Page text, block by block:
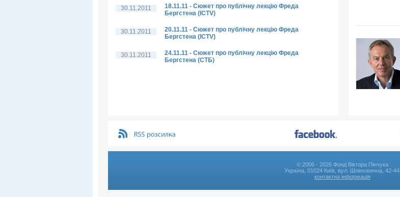
30.11.2011
18.11.11 - Сюжет про публічну лекцію Фреда
Бергстена (ICTV)
30.11.2011
20.11.11 - Сюжет про публічну лекцію Фреда
Бергстена (ICTV)
30.11.2011
24.11.11 - Сюжет про публічну лекцію Фреда
Бергстена (СТБ)
© 2006 - 2026 Фонд Віктора Пінчука
Україна, 01024 Київ, вул. Шовковична, 42-44
контактна інформація